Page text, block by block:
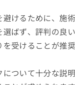
けるために、施
ばず、評判の良
を受けることが推
について十分な説